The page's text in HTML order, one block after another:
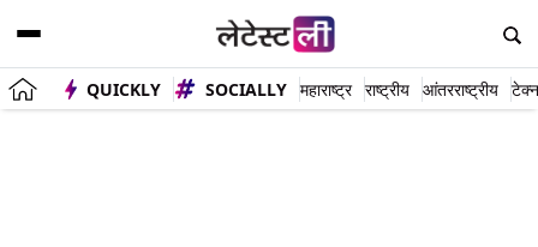
QUICKLY SOCIALLY महाराष्ट्र राष्ट्रीय आंतरराष्ट्रीय